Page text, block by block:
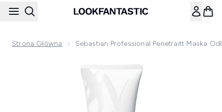
Strona Główna Sebastian Professional Penetraitt Maska